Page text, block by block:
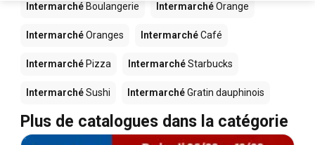
Intermarché Boulangerie IntermarchéOrange
IntermarchéOranges IntermarchéCafé
Intermarché Pizza IntermarchéStarbucks
IntermarchéSushi IntermarchéGratin dauphinois
Plus de catalogues dans la catégorie